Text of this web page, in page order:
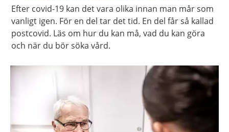
Efter covid-19 kan det vara olika innan man mår som
vanligt igen. För en del tar det tid. En del får så kallad
postcovid. Läs om hur du kan må, vad du kan göra
och när du bör söka vård.